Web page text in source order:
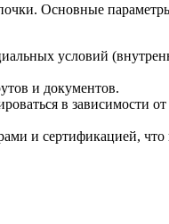
Основные
условий
и документов.
в зависимости
и сертификацией, что